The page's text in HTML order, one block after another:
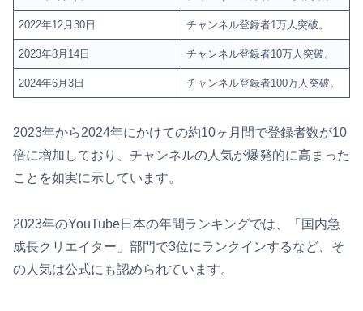
2022年12月30日 チャンネル登録者1万人突破。
2023年8月14日 チャンネル登録者10万人突破。
2024年6月3日 チャンネル登録者100万人突破。
2023年から2024年にかけての約10ヶ月間で登録者数が10
倍に増加しており、チャンネルの人気が爆発的に高まった
ことを如実に示しています。
2023年のYouTube日本の年間ランキングでは、「国内急
成長クリエイター」部門で3位にランクインするなど、そ
の人気は公式にも認められています。